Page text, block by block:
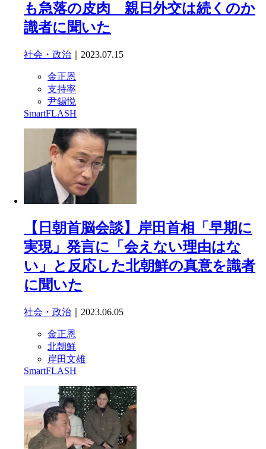
も急落の皮肉 親日外交は続くのか
識者に聞いた
社会・政治 ｜2023.07.15
金正恩
支持率
尹錫悦
SmartFLASH
【日朝首脳会談】岸田首相「早期に
実現」発言に「会えない理由はな
い」と反応した北朝鮮の真意を識者
に聞いた
社会・政治 ｜2023.06.05
金正恩
北朝鮮
岸田文雄
SmartFLASH